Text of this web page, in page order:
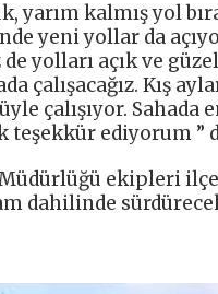
yarım kalmış yol
yeni yollar da
yolları açık ve
çalışacağız. Kış
çalışıyor. Sahada
teşekkür ediyorum ”
ekipleri
dahilinde